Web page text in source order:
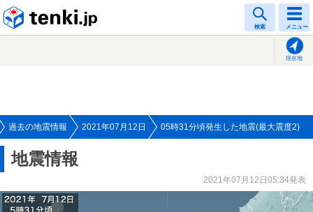
検索 メニュー
現在地
過去の地震情報 2021年07月12日 05時31分頃発生した地震(最大震度2)
地震情報
2021年07月12日05:34発表